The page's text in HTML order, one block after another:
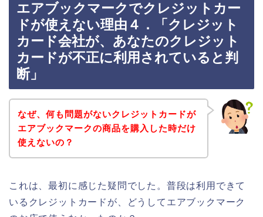
エアブックマークでクレジットカー
ドが使えない理由４．「クレジット
カード会社が、あなたのクレジット
カードが不正に利用されていると判
断」
なぜ、何も問題がないクレジットカードが
エアブックマークの商品を購入した時だけ
使えないの？
これは、最初に感じた疑問でした。普段は利用できて
いるクレジットカードが、どうしてエアブックマーク